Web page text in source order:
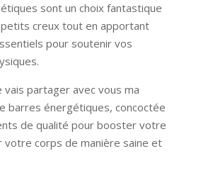
sont un choix fantastique
creux tout en apportant
pour soutenir vos
vais partager avec vous ma
barres énergétiques, concoctée
de qualité pour booster votre
votre corps de manière saine et